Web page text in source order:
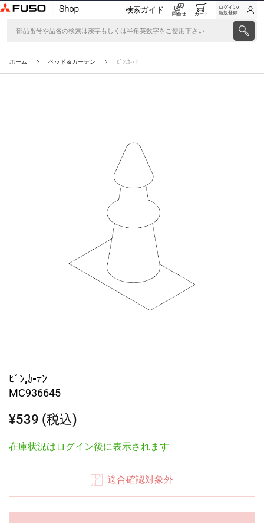
検索ガイド 問合せ カート
ログイン/
新規登録
ホーム ベッド＆カーテン ﾋﾟﾝ,ｶ-ﾃﾝ
ﾋﾟﾝ,ｶ-ﾃﾝ
MC936645
¥539 (税込)
在庫状況はログイン後に表示されます
適合確認対象外